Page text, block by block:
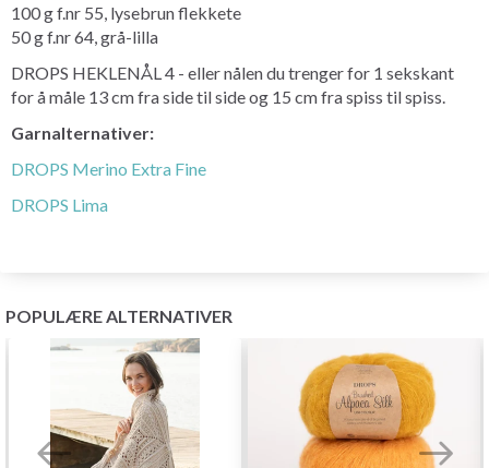
100 g f.nr 55, lysebrun flekkete
50 g f.nr 64, grå-lilla
DROPS HEKLENÅL 4 - eller nålen du trenger for 1 sekskant
for å måle 13 cm fra side til side og 15 cm fra spiss til spiss.
Garnalternativer:
DROPS Merino Extra Fine
DROPS Lima
POPULÆRE ALTERNATIVER